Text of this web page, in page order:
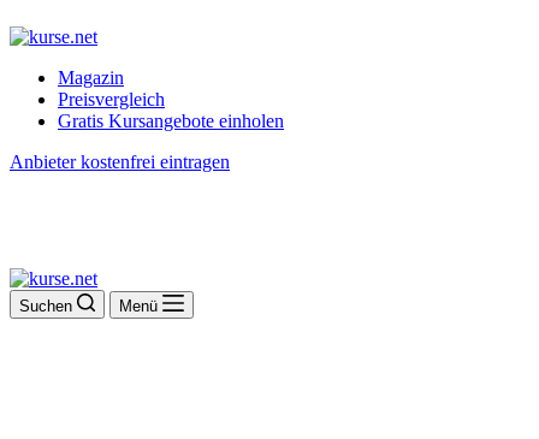
Magazin
Preisvergleich
Gratis Kursangebote einholen
Anbieter kostenfrei eintragen
Suchen Menü